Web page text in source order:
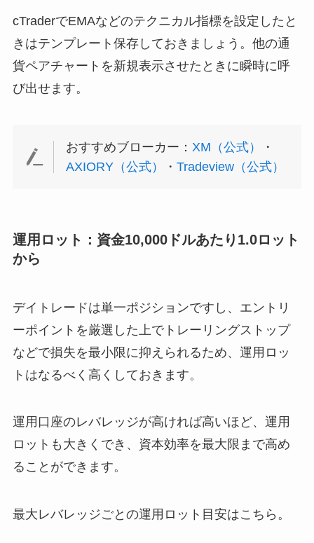
cTraderでEMAなどのテクニカル指標を設定したと
きはテンプレート保存しておきましょう。他の通
貨ペアチャートを新規表示させたときに瞬時に呼
び出せます。
おすすめブローカー：XM（公式）
・
AXIORY（公式）
・Tradeview（公式）
運用ロット：資金10,000ドルあたり1.0ロット
から
デイトレードは単一ポジションですし、エントリ
ーポイントを厳選した上でトレーリングストップ
などで損失を最小限に抑えられるため、運用ロッ
トはなるべく高くしておきます。
運用口座のレバレッジが高ければ高いほど、運用
ロットも大きくでき、資本効率を最大限まで高め
ることができます。
最大レバレッジごとの運用ロット目安はこちら。